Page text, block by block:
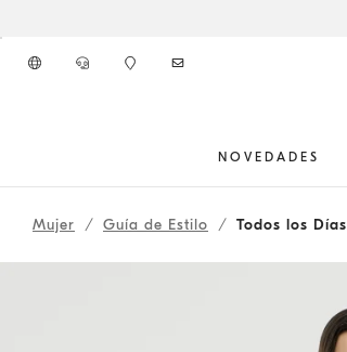
NOVEDADES
262WOUTFITCS23
Mujer Guía de Estilo Todos los Días